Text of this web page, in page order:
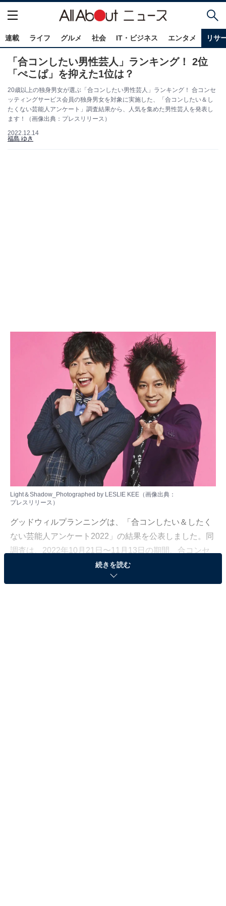
連載 ライフ グルメ 社会 IT・ビジネス エンタメ リサ
「合コンしたい男性芸人」ランキング！ 2位
「ぺこぱ」を抑えた1位は？
20歳以上の独身男女が選ぶ「合コンしたい男性芸人」ランキング！ 合コンセ
ッティングサービス会員の独身男女を対象に実施した、「合コンしたい＆し
たくない芸能人アンケート」調査結果から、人気を集めた男性芸人を発表し
ます！（画像出典：プレスリリース）
2022.12.14
福島 ゆき
Light＆Shadow_Photographed by LESLIE KEE（画像出典：
プレスリリース ）
グッドウィルプランニングは、「合コンしたい＆したく
ない芸能人アンケート2022」の結果を公表しました。同
調査は、2022年10月21日〜11月13日の期間、合コンセ
ッティングサービス「コンパde恋ぷらん」の20歳以上の
独身男女会員を対象に、インターネット上で実施（有効
続きを読む